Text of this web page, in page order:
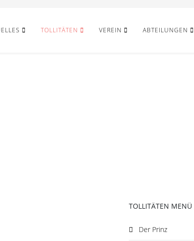
TOLLITÄTEN VEREIN ABTEILUNGEN
TOLLITÄTEN
Der Prinz